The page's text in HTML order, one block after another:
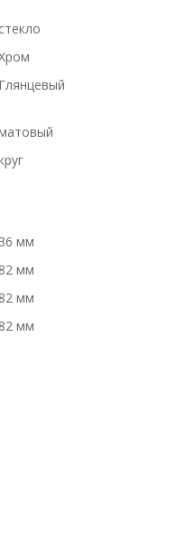
стекло
Глянцевый
36 мм
82 мм
82 мм
82 мм